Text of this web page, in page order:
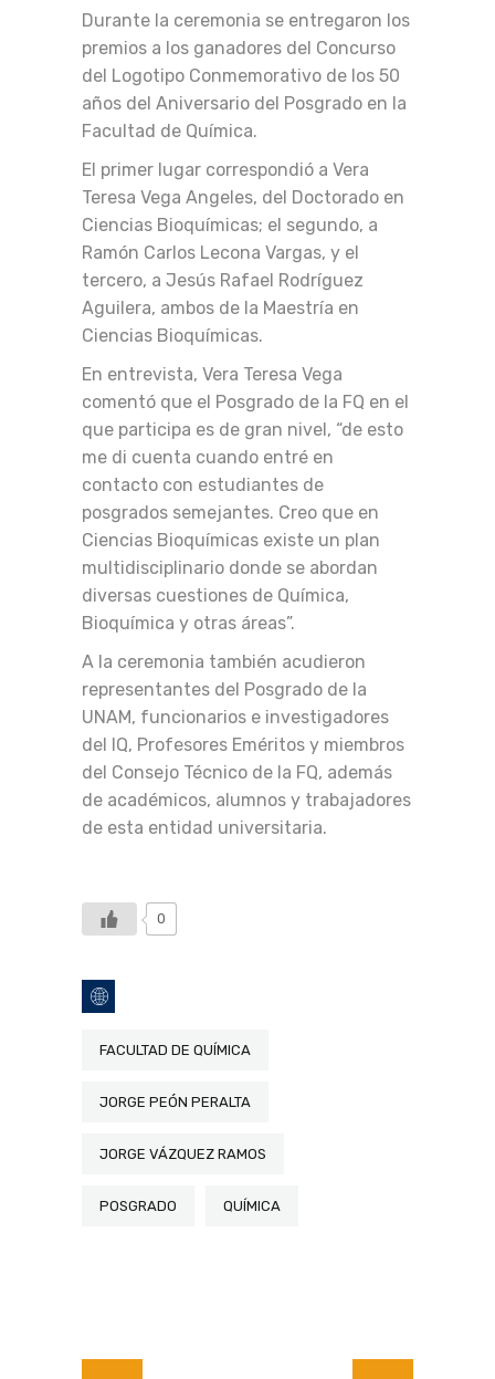
Durante la ceremonia se entregaron los
premios a los ganadores del Concurso
del Logotipo Conmemorativo de los 50
años del Aniversario del Posgrado en la
Facultad de Química.
El primer lugar correspondió a Vera
Teresa Vega Angeles, del Doctorado en
Ciencias Bioquímicas; el segundo, a
Ramón Carlos Lecona Vargas, y el
tercero, a Jesús Rafael Rodríguez
Aguilera, ambos de la Maestría en
Ciencias Bioquímicas.
En entrevista, Vera Teresa Vega
comentó que el Posgrado de la FQ en el
que participa es de gran nivel, “de esto
me di cuenta cuando entré en
contacto con estudiantes de
posgrados semejantes. Creo que en
Ciencias Bioquímicas existe un plan
multidisciplinario donde se abordan
diversas cuestiones de Química,
Bioquímica y otras áreas”.
A la ceremonia también acudieron
representantes del Posgrado de la
UNAM, funcionarios e investigadores
del IQ, Profesores Eméritos y miembros
del Consejo Técnico de la FQ, además
de académicos, alumnos y trabajadores
de esta entidad universitaria.
0
FACULTAD DE QUÍMICA
JORGE PEÓN PERALTA
JORGE VÁZQUEZ RAMOS
POSGRADO QUÍMICA